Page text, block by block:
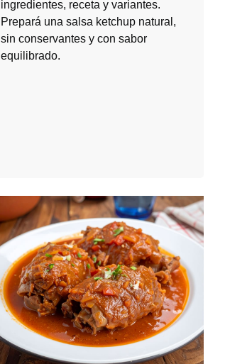
ingredientes, receta y variantes.
Prepará una salsa ketchup natural,
sin conservantes y con sabor
equilibrado.